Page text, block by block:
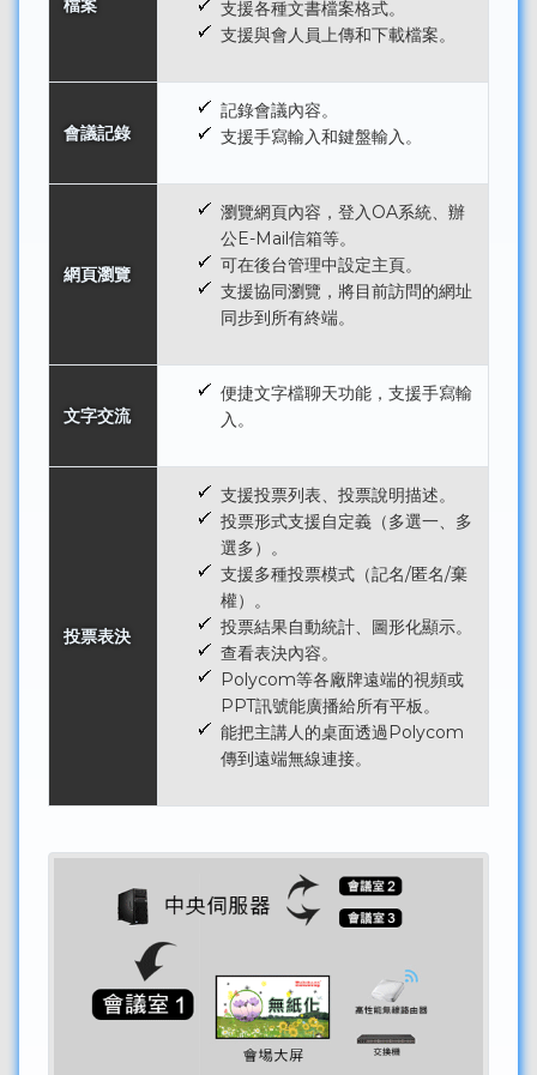
檔案
支援各種文書檔案格式。
支援與會人員上傳和下載檔案。
會議記錄
記錄會議內容。
支援手寫輸入和鍵盤輸入。
網頁瀏覽
瀏覽網頁內容，登入OA系統、辦
公E-Mail信箱等。
可在後台管理中設定主頁。
支援協同瀏覽，將目前訪問的網址
同步到所有終端。
文字交流
便捷文字檔聊天功能，支援手寫輸
入。
投票表決
支援投票列表、投票說明描述。
投票形式支援自定義（多選一、多
選多）。
支援多種投票模式（記名/匿名/棄
權）。
投票結果自動統計、圖形化顯示。
查看表決內容。
Polycom等各廠牌遠端的視頻或
PPT訊號能廣播給所有平板。
能把主講人的桌面透過Polycom
傳到遠端無線連接。